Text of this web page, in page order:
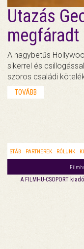
Utazás
megfáradt
A nagybetűs
sikerrel és
szoros családi
TOVÁBB
STÁB PARTNEREK RÓLUNK
A FILMHU-CSOPORT